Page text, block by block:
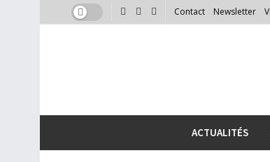
Contact Newsletter
ACTUALITÉS